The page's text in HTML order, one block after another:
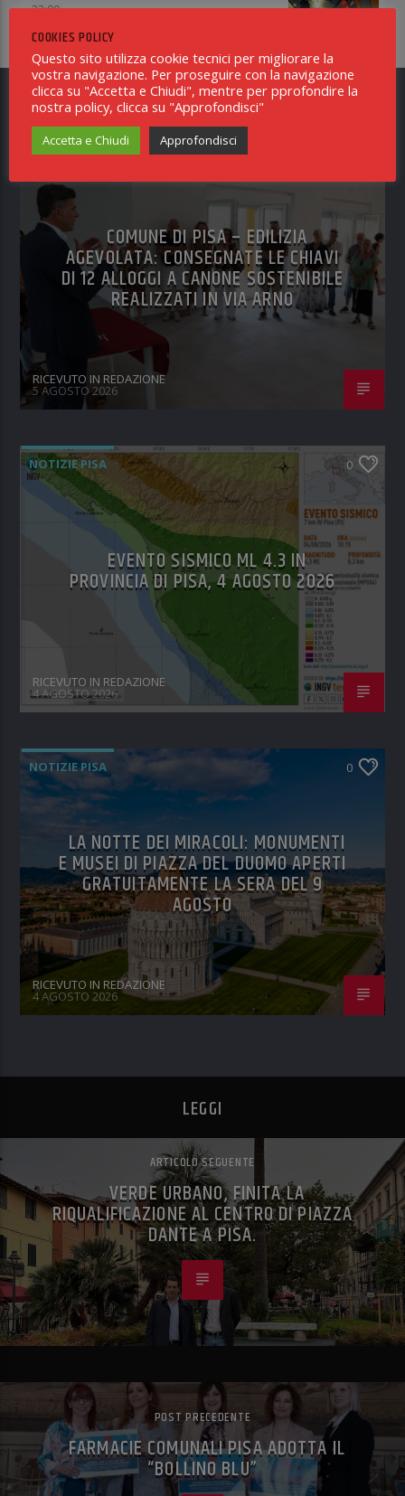
23:00
TI POTREBBE INTERESSARE ANCHE
COMUNE DI PISA – EDILIZIA
AGEVOLATA: CONSEGNATE LE CHIAVI
DI 12 ALLOGGI A CANONE SOSTENIBILE
REALIZZATI IN VIA ARNO
RICEVUTO IN REDAZIONE
5 AGOSTO 2026
NOTIZIE PISA 0
EVENTO SISMICO ML 4.3 IN
PROVINCIA DI PISA, 4 AGOSTO 2026
RICEVUTO IN REDAZIONE
4 AGOSTO 2026
NOTIZIE PISA 0
LA NOTTE DEI MIRACOLI: MONUMENTI
E MUSEI DI PIAZZA DEL DUOMO APERTI
GRATUITAMENTE LA SERA DEL 9
AGOSTO
RICEVUTO IN REDAZIONE
4 AGOSTO 2026
LEGGI
ARTICOLO SEGUENTE
VERDE URBANO, FINITA LA
RIQUALIFICAZIONE AL CENTRO DI PIAZZA
DANTE A PISA.
POST PRECEDENTE
FARMACIE COMUNALI PISA ADOTTA IL
“BOLLINO BLU”
COOKIES POLICY
Questo sito utilizza cookie tecnici per migliorare la
vostra navigazione. Per proseguire con la navigazione
clicca su "Accetta e Chiudi", mentre per pprofondire la
nostra policy, clicca su "Approfondisci"
Accetta e Chiudi Approfondisci